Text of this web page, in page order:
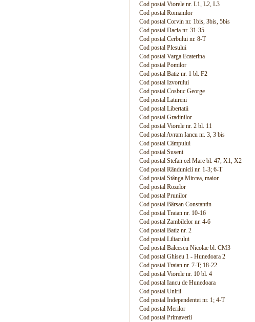
Cod postal Viorele nr. L1, L2, L3
Cod postal Romanilor
Cod postal Corvin nr. 1bis, 3bis, 5bis
Cod postal Dacia nr. 31-35
Cod postal Cerbului nr. 8-T
Cod postal Plesului
Cod postal Varga Ecaterina
Cod postal Pomilor
Cod postal Batiz nr. 1 bl. F2
Cod postal Izvorului
Cod postal Cosbuc George
Cod postal Latureni
Cod postal Libertatii
Cod postal Gradinilor
Cod postal Viorele nr. 2 bl. 11
Cod postal Avram Iancu nr. 3, 3 bis
Cod postal Câmpului
Cod postal Suseni
Cod postal Stefan cel Mare bl. 47, X1, X2
Cod postal Rândunicii nr. 1-3; 6-T
Cod postal Stânga Mircea, maior
Cod postal Rozelor
Cod postal Prunilor
Cod postal Bârsan Constantin
Cod postal Traian nr. 10-16
Cod postal Zambilelor nr. 4-6
Cod postal Batiz nr. 2
Cod postal Liliacului
Cod postal Balcescu Nicolae bl. CM3
Cod postal Ghiseu 1 - Hunedoara 2
Cod postal Traian nr. 7-T; 18-22
Cod postal Viorele nr. 10 bl. 4
Cod postal Iancu de Hunedoara
Cod postal Unirii
Cod postal Independentei nr. 1; 4-T
Cod postal Merilor
Cod postal Primaverii